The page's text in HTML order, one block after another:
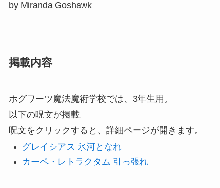
by Miranda Goshawk
掲載内容
ホグワーツ魔法魔術学校では、3年生用。
以下の呪文が掲載。
呪文をクリックすると、詳細ページが開きます。
グレイシアス 氷河となれ
カーペ・レトラクタム 引っ張れ